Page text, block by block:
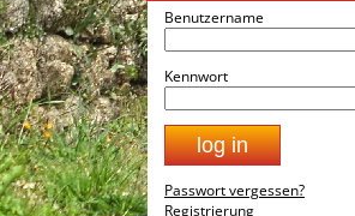
Benutzername
Kennwort
Passwort vergessen?
Registrierung